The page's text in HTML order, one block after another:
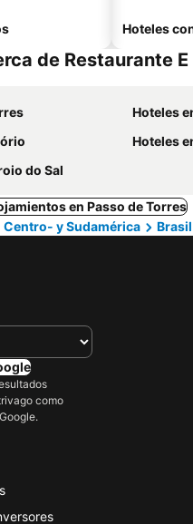
Hoteles
de Restaurante
Hoteles
Hoteles
do Sal
en Passo de Torres
Centro- y Sudamérica Brasil
como